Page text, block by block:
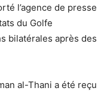
l’agence de presse
du Golfe
bilatérales après des
al-Thani a été reçu